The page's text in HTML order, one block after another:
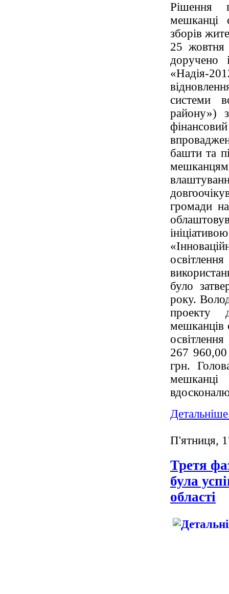
Рішення
мешканці
зборів
25 жовтня
доручено
«Надія-
системи
району»)
башти та
громади
було
року.
проекту
мешканців
267 960,00
грн.
П'ятниця,
Третя
була
області